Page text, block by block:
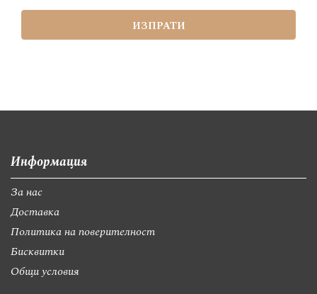
ИЗПРАТИ
Информация
За нас
Доставка
Политика на поверителност
Бисквитки
Общи условия